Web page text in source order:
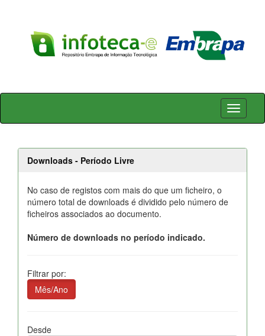
Skip
Downloads - Período Livre
No caso de registos com mais do que um ficheiro, o
número total de downloads é dividido pelo número de
ficheiros associados ao documento.
Número de downloads no período indicado.
Filtrar por:
Mês/Ano
Desde